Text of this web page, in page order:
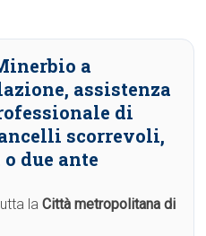
a
assistenza
di
scorrevoli,
due ante
laCittà metropolitana di